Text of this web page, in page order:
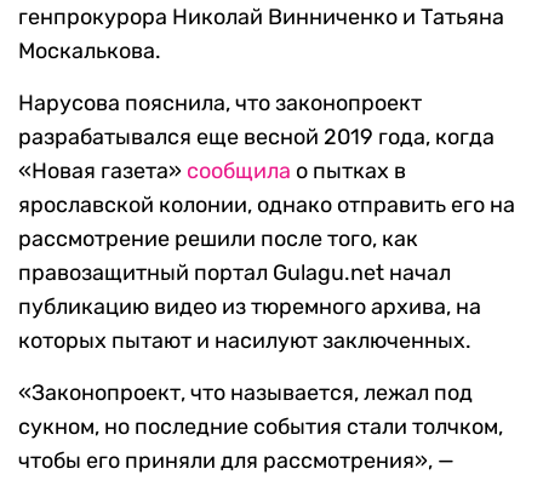
генпрокурора Николай Винниченко и Татьяна
Москалькова.
Нарусова пояснила, что законопроект
разрабатывался еще весной 2019 года, когда
«Новая газета» сообщила о пытках в
ярославской колонии, однако отправить его на
рассмотрение решили после того, как
правозащитный портал Gulagu.net начал
публикацию видео из тюремного архива, на
которых пытают и насилуют заключенных.
«Законопроект, что называется, лежал под
сукном, но последние события стали толчком,
чтобы его приняли для рассмотрения», —